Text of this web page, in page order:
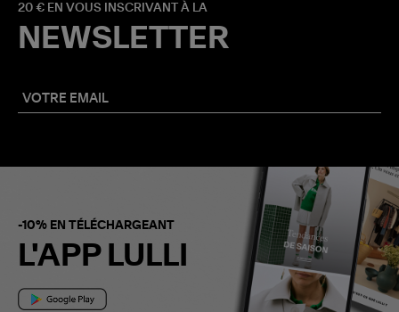
20 € EN VOUS INSCRIVANT À LA
NEWSLETTER
-10% EN TÉLÉCHARGEANT
L'APP LULLI